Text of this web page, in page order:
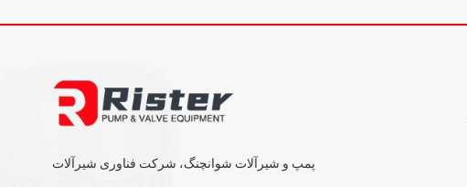
پمپ و شیرآلات شوانچنگ، شرکت فناوری شیرآلات